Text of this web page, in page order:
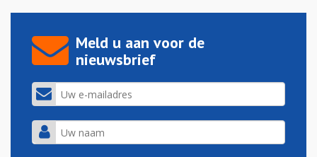
Meld u aan voor de
nieuwsbrief